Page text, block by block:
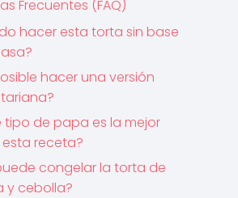
Frecuentes (FAQ)
hacer esta torta sin base
hacer una versión
tipo de papa es la mejor
receta?
congelar la torta de
y cebolla?